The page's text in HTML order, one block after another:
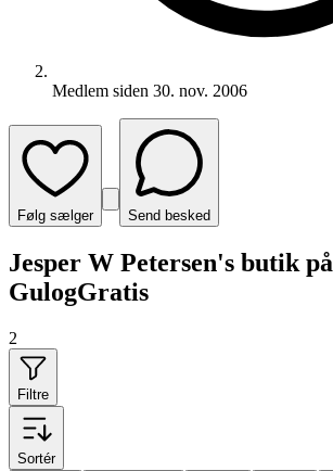
Medlem siden 30. nov. 2006
Følg sælger Send besked
Jesper W Petersen's butik på
GulogGratis
2
Filtre
Sortér